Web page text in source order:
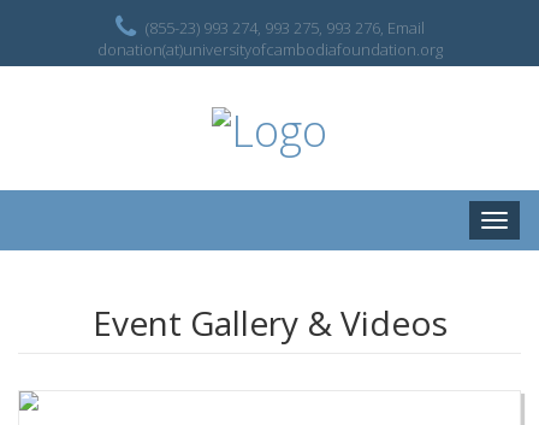
(855-23) 993 274, 993 275, 993 276, Email
donation(at)universityofcambodiafoundation.org
Toggle
Event Gallery & Videos